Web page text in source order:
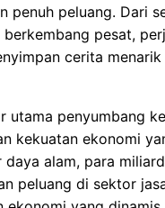
penuh peluang. Dari
pesat,
cerita
utama penyumbang
kekuatan ekonomi
daya alam, para
peluang di sektor